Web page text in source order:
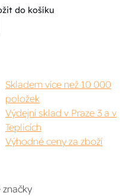
do košíku
Skladem více než 10 000
položek
Výdejní sklad v Praze 3 a v
Teplicích
Výhodné ceny za zboží